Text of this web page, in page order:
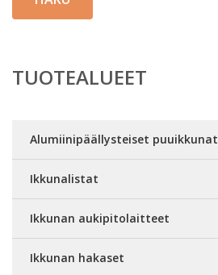
TUOTEALUEET
Alumiinipäällysteiset puuikkunat
Ikkunalistat
Ikkunan aukipitolaitteet
Ikkunan hakaset